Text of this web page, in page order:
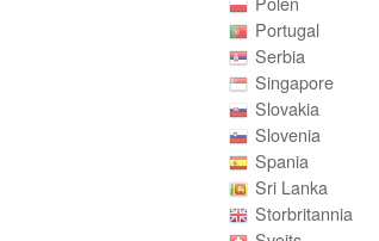
Portugal
Serbia
Singapore
Slovakia
Slovenia
Spania
Sri Lanka
Storbritannia